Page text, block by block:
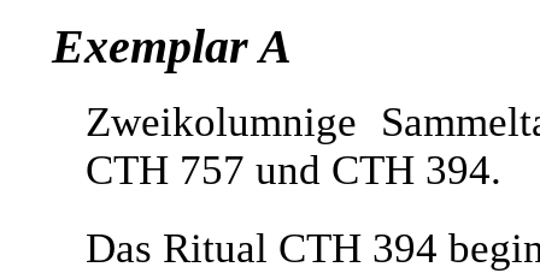
Exemplar A
Zweikolumnige
CTH 757 und CTH 394.
Das Ritual CTH 394